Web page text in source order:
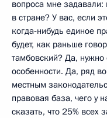
вопроса мне задавали:
в стране? У вас, если
когда‑нибудь единое
будет, как раньше
тамбовский? Да, нужно
особенности. Да, ряд
местным
правовая база, чего у
сказать, что 25% всех